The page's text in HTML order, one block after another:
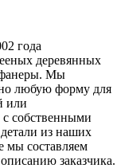
года
деревянных
фанеры. Мы
любую форму для
или
с собственными
из наших
мы составляем
заказчика.